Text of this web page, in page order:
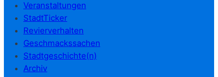
Veranstaltungen
StadtTicker
Revierverhalten
Geschmackssachen
Stadtgeschichte(n)
Archiv